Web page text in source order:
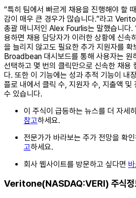
“특히 팀에서 빠르게 채용을 진행해야 할
감이 매우 큰 경우가 많습니다.”라고
총괄 매니저인 Alex Fourlis는 말했습니
용하면 채용 담당자가 이러한 상황에 신속
을 늘리지 않고도 필요한 추가 지원자를 확
Broadbean 대시보드를 통해 사용자는 원
선택하고 몇 번의 클릭만으로 신속한 채용
다. 또한 이 기능에는 성과 추적 기능이 내
플로 내에서 클릭 수, 지원자 수, 지출액 및
수 있습니다.
이 주식이 급등하는 뉴스를 더 자세
참고하세요.
전문가가 바라보는 주가 전망을 확
고하세요.
회사 웹사이트를 방문하고 싶다면
Veritone(NASDAQ:VERI) 주식정